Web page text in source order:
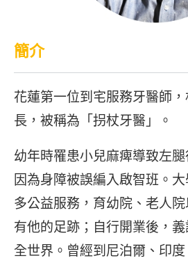
簡介
花蓮第一位到宅服務牙醫師
長，被稱為「拐杖牙醫」。
幼年時罹患小兒麻痺導致左
因為身障被誤編入啟智班。
多公益服務，育幼院、老人
有他的足跡；自行開業後，
全世界。曾經到尼泊爾、印